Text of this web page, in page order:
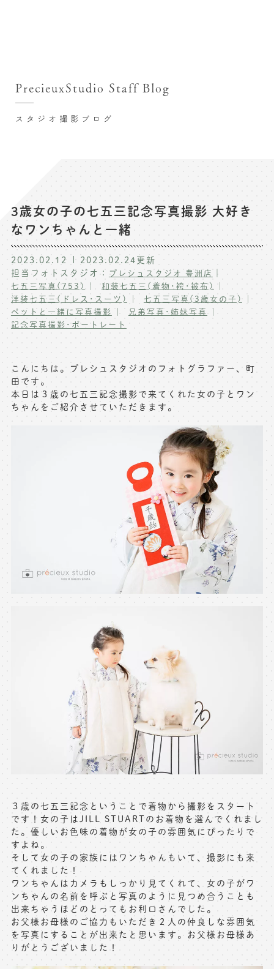
七五三お参り用着物レンタル
お宮参り写真撮影
ハーフバースデー撮影
卒業袴･卒業写真撮影
入園入学･卒園卒業記念撮影
ハーフ成人式･10歳の祝い記念撮影
家族写真･記念写真撮影
ペット写真撮影
マタニティフォト撮影
フレンド記念撮影
記念撮影コラム
よくある質問
写真商品一覧
お祝いギフトカード
無料会員登録
料金シミュレーション
お問い合わせ窓口
店舗情報についてはお手数ですが
各店舗までお問い合わせください
toiawase@precieux-studio.com
※上記アドレスは総合窓口となります
[営業時間] 9:00～17:00
[定休日] 土日祝日
マイページへログインする
無料会員登録はこちら
スタジオ撮影ブログ
PrecieuxStudio Staff Blog
3歳女の子の七五三記念写真撮影 大好き
なワンちゃんと一緒
2023.02.12 2023.02.24更新
担当フォトスタジオ： プレシュスタジオ 豊洲店 ｜
七五三写真(753)
和装七五三(着物･袴･被布)
洋装七五三(ドレス･スーツ)
七五三写真(3歳女の子)
ペットと一緒に写真撮影
兄弟写真･姉妹写真
記念写真撮影･ポートレート
こんにちは。プレシュスタジオのフォトグラファー、町
田です。
本日は３歳の七五三記念撮影で来てくれた女の子とワン
ちゃんをご紹介させていただきます。
３歳の七五三記念ということで着物から撮影をスタート
です！女の子はJILL STUARTのお着物を選んでくれまし
た。優しいお色味の着物が女の子の雰囲気にぴったりで
すよね。
そして女の子の家族にはワンちゃんもいて、撮影にも来
てくれました！
ワンちゃんはカメラもしっかり見てくれて、女の子がワ
ンちゃんの名前を呼ぶと写真のように見つめ合うことも
出来ちゃうほどのとってもお利口さんでした。
お父様お母様のご協力もいただき２人の仲良しな雰囲気
を写真にすることが出来たと思います。お父様お母様あ
りがとうございました！